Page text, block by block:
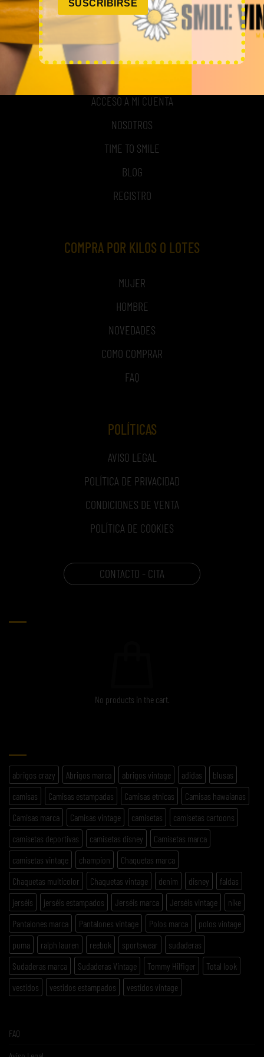
MI CUENTA
ACCESO A MI CUENTA
NOSOTROS
TIME TO SMILE
BLOG
REGISTRO
COMPRA POR KILOS O LOTES
MUJER
HOMBRE
NOVEDADES
COMO COMPRAR
FAQ
POLÍTICAS
AVISO LEGAL
POLÍTICA DE PRIVACIDAD
CONDICIONES DE VENTA
POLÍTICA DE COOKIES
CONTACTO - CITA
No products in the cart.
abrigos crazy Abrigos marca abrigos vintage adidas
blusas
camisas
Camisas estampadas Camisas etnicas
Camisas hawaianas
Camisas marca
Camisas vintage camisetas
camisetas cartoons
camisetas deportivas
camisetas disney
Camisetas marca
camisetas vintage
champion
Chaquetas marca
Chaquetas multicolor
Chaquetas vintage denim disney
faldas
jerséis
jerséis estampados Jerséis marca Jerséis vintage
nike
Pantalones marca
Pantalones vintage Polos marca
polos vintage
puma
ralph lauren reebok sportswear
sudaderas
Sudaderas marca
Sudaderas Vintage Tommy Hilfiger
Total look
vestidos
vestidos estampados vestidos vintage
FAQ
SUSCRIBIRSE